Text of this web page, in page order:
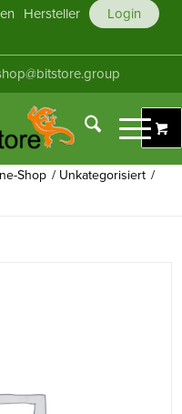
Hersteller
Login
Shop / Unkategorisiert /